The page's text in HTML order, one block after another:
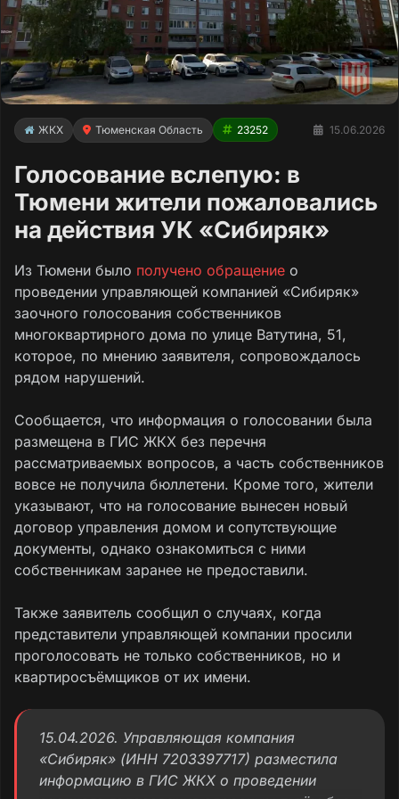
ЖКХ Тюменская Область 23252 15.06.2026
Голосование вслепую: в
Тюмени жители пожаловались
на действия УК «Сибиряк»
Из Тюмени было получено обращение о
проведении управляющей компанией «Сибиряк»
заочного голосования собственников
многоквартирного дома по улице Ватутина, 51,
которое, по мнению заявителя, сопровождалось
рядом нарушений.
Сообщается, что информация о голосовании была
размещена в ГИС ЖКХ без перечня
рассматриваемых вопросов, а часть собственников
вовсе не получила бюллетени. Кроме того, жители
указывают, что на голосование вынесен новый
договор управления домом и сопутствующие
документы, однако ознакомиться с ними
собственникам заранее не предоставили.
Также заявитель сообщил о случаях, когда
представители управляющей компании просили
проголосовать не только собственников, но и
квартиросъёмщиков от их имени.
15.04.2026. Управляющая компания
«Сибиряк» (ИНН 7203397717) разместила
информацию в ГИС ЖКХ о проведении